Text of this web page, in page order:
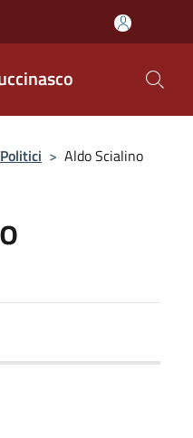
Politici > Aldo Scialino